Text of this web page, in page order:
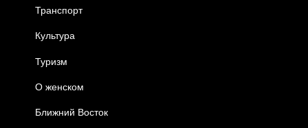
Транспорт
Культура
Туризм
О женском
Ближний Восток